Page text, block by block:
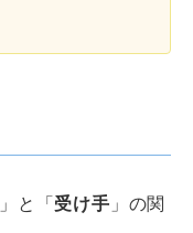
」と「 受け手 」の関